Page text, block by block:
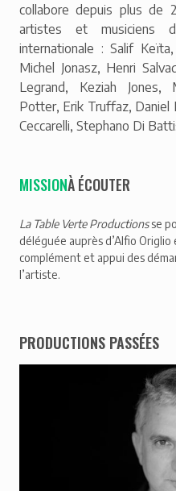
collabore depuis plus de
artistes et musiciens
internationale : Salif
Michel Jonasz, Henri
Legrand, Keziah Jones,
Potter, Erik Truffaz, Daniel
Ceccarelli, Stephano Di
MISSIONÀ ÉCOUTER
La Table Verte Productionsse
déléguée auprès d’Alfio
complément et appui des
l’artiste.
PRODUCTIONS PASSÉES